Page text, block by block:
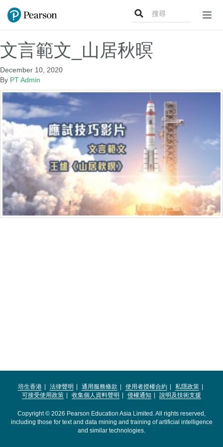
Search
for:
文言範文_山居秋暝
December 10, 2020
By PT Admin
培生香港 法律聲明 通用服務條款 使用者授權合約
私隱政策
可接受使用政策
收集個人資料聲明 侵權通知 說明及技術支援
Copyright © 2026 Pearson Education Asia Limited. All rights reserved,
including those for text and data mining and training of artificial intelligence
and similar technologies.